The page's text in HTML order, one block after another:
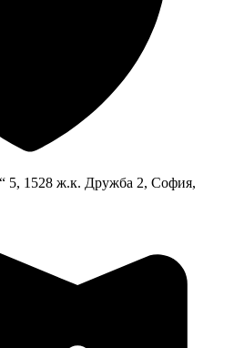
5, 1528 ж.к. Дружба 2, София,